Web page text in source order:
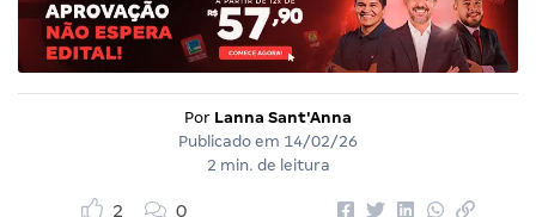
Por Lanna Sant'Anna
Publicado em 14/02/26
2 min. de leitura
2 0